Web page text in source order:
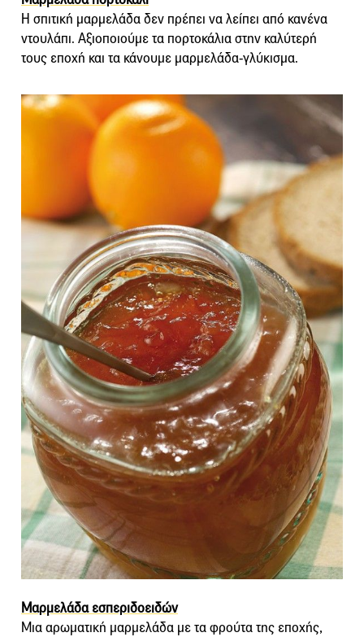
Η σπιτική μαρμελάδα δεν πρέπει να λείπει από κανένα
ντουλάπι. Αξιοποιούμε τα πορτοκάλια στην καλύτερή
τους εποχή και τα κάνουμε μαρμελάδα-γλύκισμα.
Μαρμελάδα εσπεριδοειδών
Μια αρωματική μαρμελάδα με τα φρούτα της εποχής,